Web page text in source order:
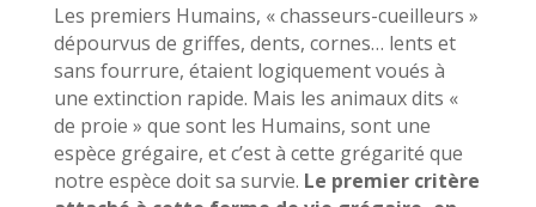
Les premiers Humains, « chasseurs-cueilleurs »
dépourvus de griffes, dents, cornes… lents et
sans fourrure, étaient logiquement voués à
une extinction rapide. Mais les animaux dits «
de proie » que sont les Humains, sont une
espèce grégaire, et c’est à cette grégarité que
notre espèce doit sa survie. Le premier critère